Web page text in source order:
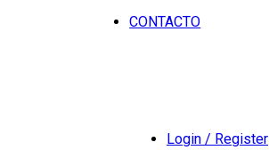
CONTACTO
Login / Register